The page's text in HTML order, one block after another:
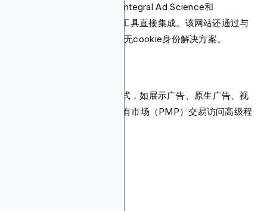
析和离线归因建模。它还与Integral Ad Science和
DoubleVerify等第三方验证工具直接集成。该网站还通过与
LiveRamp和ID5的合作提供无cookie身份解决方案。
您还可以使用不同的广告格式，如展示广告、原生广告、视
频广告和CTV，包括通过私有市场（PMP）交易访问高级程